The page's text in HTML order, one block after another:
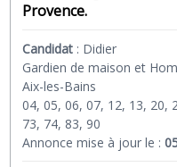
Provence.
Candidat : Didier
Gardien de maison et
Aix-les-Bains
04, 05, 06, 07, 12, 13, 20,
73, 74, 83, 90
Annonce mise à jour le :